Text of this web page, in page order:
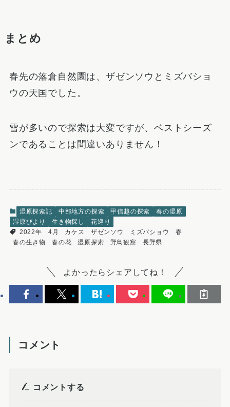
まとめ
春先の落倉自然園は、ザゼンソウとミズバショ
ウの天国でした。
雪が多いので探索は大変ですが、ベストシーズ
ンであることは間違いありません！
湿原探索記 中部地方の探索 甲信越の探索
春の湿原
湿原びより
生き物探し
花巡り
2022年
4月 カケス ザゼンソウ ミズバショウ
春
春の生き物
春の花 湿原探索 野鳥観察 長野県
よかったらシェアしてね！
コメント
コメントする